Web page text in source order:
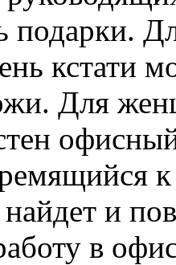
подарки.
кстати
Для
и
в